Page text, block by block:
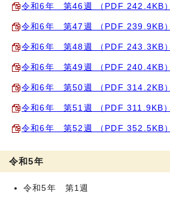
令和6年 第46週 （PDF 242.4KB）
令和6年 第47週 （PDF 239.9KB）
令和6年 第48週 （PDF 243.3KB）
令和6年 第49週 （PDF 240.4KB）
令和6年 第50週 （PDF 314.2KB）
令和6年 第51週 （PDF 311.9KB）
令和6年 第52週 （PDF 352.5KB）
令和5年
令和5年 第1週